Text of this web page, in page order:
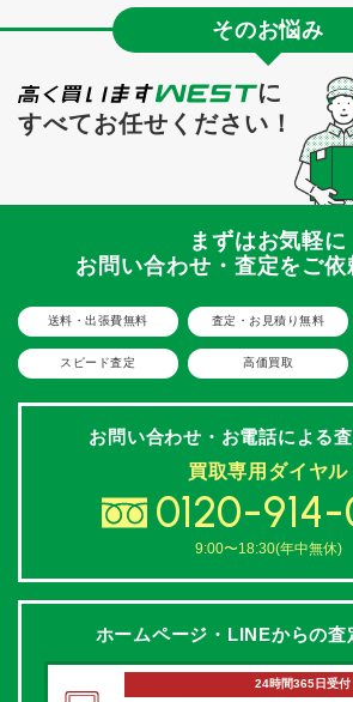
そのお悩み
に
すべてお任せください！
まずはお気軽に
お問い合わせ・査定をご
送料・出張費無料 査定・お見積り無料
スピード査定 高価買取
お問い合わせ・お電話による
買取専用ダイヤル
0120-
9:00〜18:30(年中無休)
ホームページ・LINEからの査
24時間365日受付